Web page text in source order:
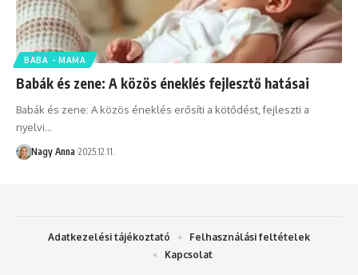
BABA - MAMA
Babák és zene: A közös éneklés fejlesztő hatásai
Babák és zene: A közös éneklés erősíti a kötődést, fejleszti a
nyelvi…
Nagy Anna 2025.12.11.
Adatkezelési tájékoztató
Felhasználási feltételek
Kapcsolat